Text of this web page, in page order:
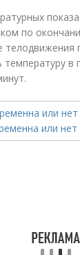
по
температуру в